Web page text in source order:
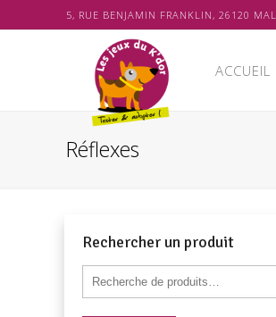
5, RUE BENJAMIN FRANKLIN, 26120
ACCUEIL
Réflexes
Rechercher un produit